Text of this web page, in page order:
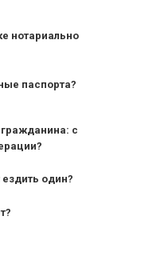
нотариально
паспорта?
с
один?
— от 10 лет и